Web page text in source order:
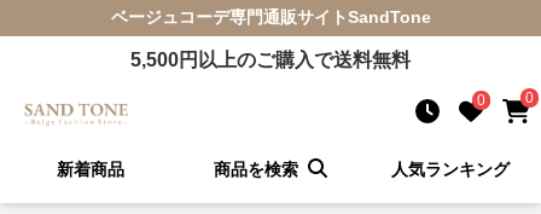
ベージュコーデ専門通販サイトSandTone
5,500円以上のご購入で送料無料
0 0
新着商品 商品を検索 人気ランキング